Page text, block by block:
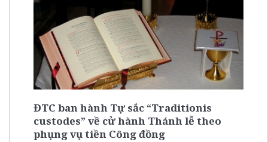
ĐTC ban hành Tự sắc “Traditionis
custodes” về cử hành Thánh lễ theo
phụng vụ tiền Công đồng